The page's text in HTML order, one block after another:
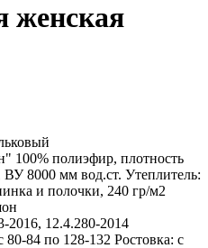
женская
100% полиэфир, плотность
8000 мм вод.ст. Утеплитель:
и полочки, 240 гр/м2
12.4.280-2014
84 по 128-132 Ростовка: с